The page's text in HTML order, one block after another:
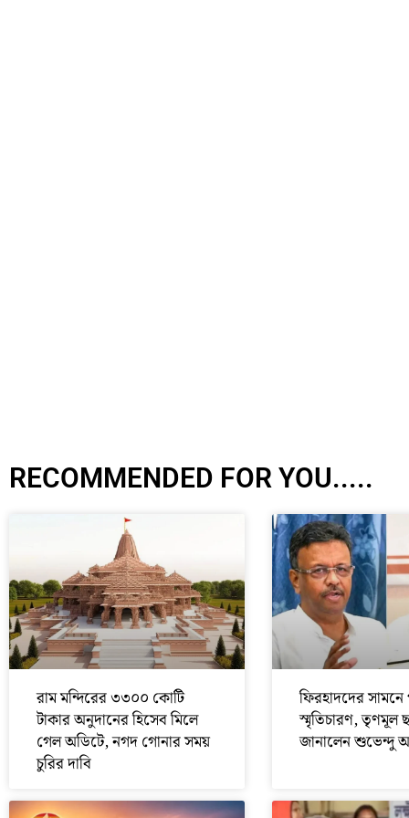
RECOMMENDED FOR YOU.....
রাম মন্দিরের ৩৩০০ কোটি
টাকার অনুদানের হিসেব মিলে
গেল অডিটে, নগদ গোনার সময়
চুরির দাবি
ফিরহাদদের
স্মৃতিচারণ, তৃণমূল
জানালেন শুভেন্দু